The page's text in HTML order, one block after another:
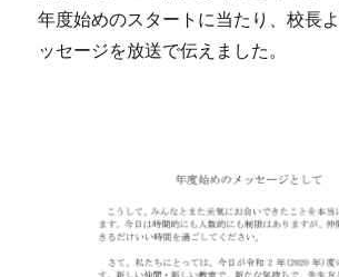
年度始めのスタートに当たり、校長
ッセージを放送で伝えました。